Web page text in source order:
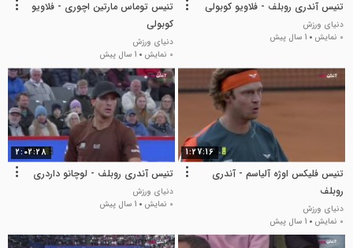
تنیس آندری روبلف - فلاویو کوبولی
دنیای ورزش
0 نمایش
1 سال پیش
تنیس توماس مارتین اچوری - فلاویو
کوبولی
دنیای ورزش
0 نمایش
1 سال پیش
1:27:16
تنیس فلیکس اوژه آلیاسم - آندری
روبلف
دنیای ورزش
0 نمایش
1 سال پیش
2:02:28
تنیس آندری روبلف - لوچانو داردری
دنیای ورزش
0 نمایش
1 سال پیش